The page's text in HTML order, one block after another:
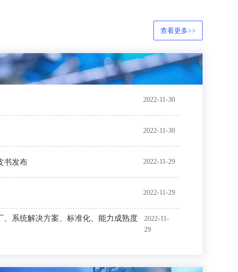
查看更多>>
2022-11-30
2022-11-30
书发布 2022-11-29
2022-11-29
系统解决方案、标准化、能力成熟度
2022-11-
29